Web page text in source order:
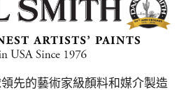
先的藝術家級顏料和媒介製造